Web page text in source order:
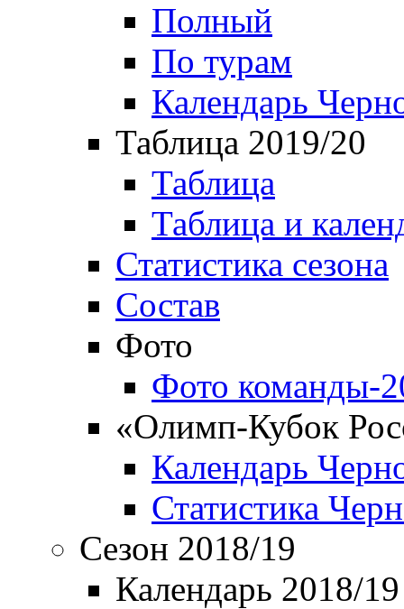
Полный
По турам
Календарь
Таблица 2019/20
Таблица
Таблица и
Статистика сезона
Состав
Фото
Фото команды-
«Олимп-Кубок
Календарь
Статистика
Сезон 2018/19
Календарь 2018/19